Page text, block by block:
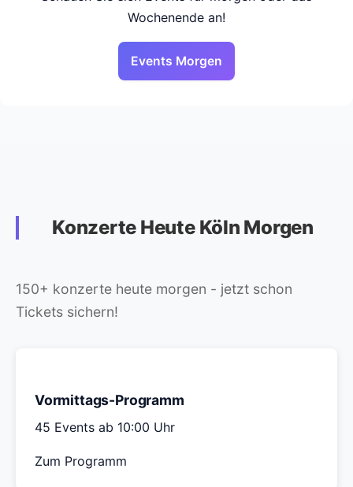
Wochenende an!
Events Morgen
Konzerte Heute Köln Morgen
150+ konzerte heute morgen - jetzt schon
Tickets sichern!
Vormittags-Programm
45 Events ab 10:00 Uhr
Zum Programm